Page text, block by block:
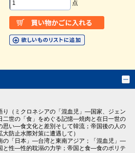
点
（ミクロネシアの「混血児」―国家、ジェン
二世の「食」をめぐる記憶―焼肉と在日一世の
思い―食文化と差別そして韓流；帝国後の人の
防止水際対策に遭遇して）
「日本」―台湾と東南アジア；「混血児」―
と性―性的耽溺の力学；帝国と食―食のポリテ